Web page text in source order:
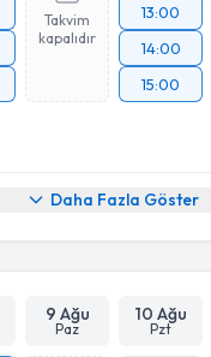
Takvim
kapalıdır
13:00
14:00
15:00
Daha Fazla Göster
9 Ağu
Paz
10 Ağu
Pzt